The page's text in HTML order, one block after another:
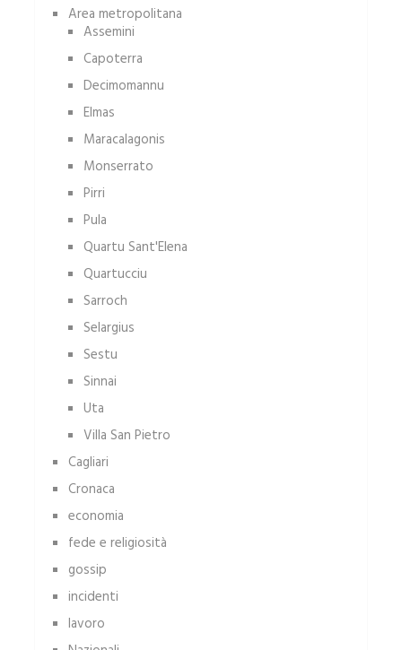
Area metropolitana
Assemini
Capoterra
Decimomannu
Elmas
Maracalagonis
Monserrato
Pirri
Pula
Quartu Sant'Elena
Quartucciu
Sarroch
Selargius
Sestu
Sinnai
Uta
Villa San Pietro
Cagliari
Cronaca
economia
fede e religiosità
gossip
incidenti
lavoro